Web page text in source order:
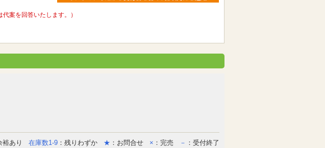
案を回答いたします。）
裕あり 在庫数1-9 ：残りわずか ★ ：お問合せ × ：完売 － ：受付終了